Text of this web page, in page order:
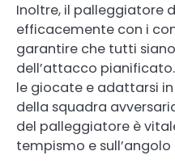
Inoltre, il palleggiatore
efficacemente con i
garantire che tutti
dell’attacco
le giocate e adattarsi
della squadra
del palleggiatore è
tempismo e